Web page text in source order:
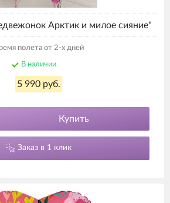
Арктик и милое сияние"
полета от 2-х дней
В наличии
5 990 руб.
Купить
Заказ в 1 клик